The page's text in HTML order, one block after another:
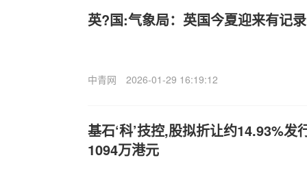
英?国:气象局：英国今夏迎来有记
中青网 2026-01-29 16:19:12
基石‘科’技控,股拟折让约14.93%发
1094万港元